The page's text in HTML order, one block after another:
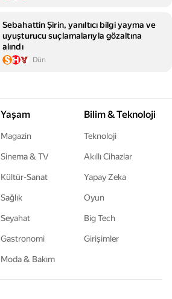
Sebahattin Şirin, yanıltıcı bilgi yayma ve
uyuşturucu suçlamalarıyla gözaltına
alındı
Dün
Yaşam
Magazin
Sinema & TV
Kültür-Sanat
Sağlık
Seyahat
Gastronomi
Moda & Bakım
Bilim & Teknoloji
Teknoloji
Akıllı Cihazlar
Yapay Zeka
Oyun
Big Tech
Girişimler